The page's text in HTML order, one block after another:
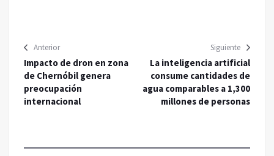
Anterior
Impacto de dron en zona
de Chernóbil genera
preocupación
internacional
Siguiente
La inteligencia artificial
consume cantidades de
agua comparables a 1,300
millones de personas